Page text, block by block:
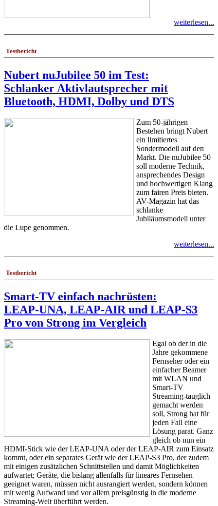
weiterlesen...
Testbericht
Nubert nuJubilee 50 im Test:
Schlanker Aktivlautsprecher mit
Bluetooth, HDMI, Dolby und DTS
Zum 50-jährigen
Bestehen bringt Nubert
ein limitiertes
Sondermodell auf den
Markt. Die nuJubilee 50
soll moderne Technik,
ansprechendes Design
und hochwertigen Klang
zum fairen Preis bieten.
AV-Magazin hat das
schlanke
Jubiläumsmodell unter
die Lupe genommen.
weiterlesen...
Testbericht
Smart-TV einfach nachrüsten:
LEAP-UNA, LEAP-AIR und LEAP-S3
Pro von Strong im Vergleich
Egal ob der in die
Jahre gekommene
Fernseher oder ein
einfacher Beamer
mit WLAN und
Smart-TV
Streaming-tauglich
gemacht werden
soll, Strong hat für
jeden Fall eine
Lösung parat. Ganz
gleich ob nun ein
HDMI-Stick wie der LEAP-UNA oder der LEAP-AIR zum Einsatz
kommt, oder ein separates Gerät wie der LEAP-S3 Pro, der zudem
mit einigen zusätzlichen Schnittstellen und damit Möglichkeiten
aufwartet; Geräte, die bislang allenfalls für lineares Fernsehen
geeignet waren, müssen nicht ausrangiert werden, sondern können
mit wenig Aufwand und vor allem preisgünstig in die moderne
Streaming-Welt überführt werden.